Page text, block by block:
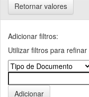
Retornar valores
Adicionar filtros:
Utilizar filtros para